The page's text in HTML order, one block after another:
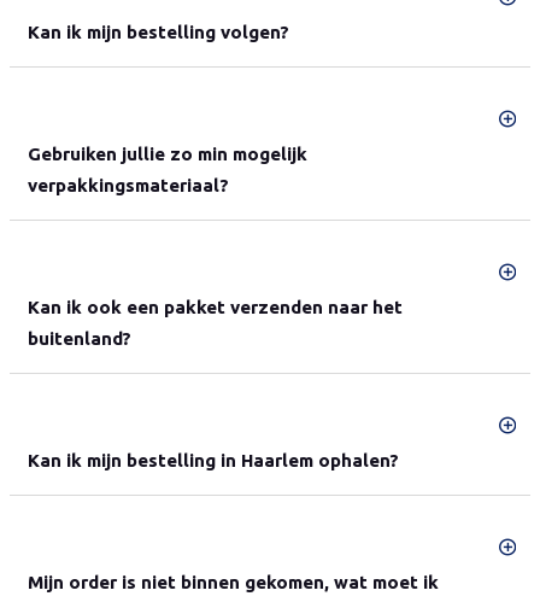
Kan ik mijn bestelling volgen?
Gebruiken jullie zo min mogelijk
verpakkingsmateriaal?
Kan ik ook een pakket verzenden naar het
buitenland?
Kan ik mijn bestelling in Haarlem ophalen?
Mijn order is niet binnen gekomen, wat moet ik